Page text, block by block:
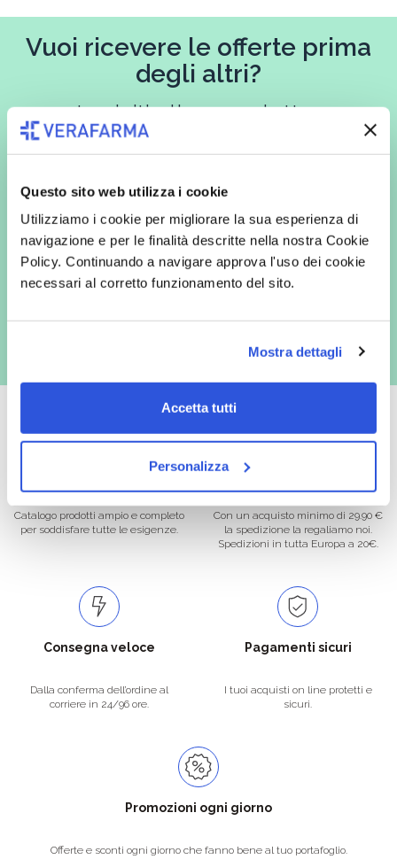
Questo sito web utilizza i cookie
Utilizziamo i cookie per migliorare la sua esperienza di
navigazione e per le finalità descritte nella nostra Cookie
Policy. Continuando a navigare approva l'uso dei cookie
necessari al corretto funzionamento del sito.
Mostra dettagli
Accetta tutti
Personalizza
Vuoi ricevere le offerte prima
degli altri?
Iscriviti alla newsletter
redatta ai sensi del Regolamento EU 2016/679, acconsento
espressamente al trattamento dei miei dati personali per finalità
commerciali da parte di Verafarma, tra cui invio di comunicazioni
marketing (con modalità telematiche - quali ad es. newsletter ed e-mail
con inviti e comunicazioni commerciali - e modalità tradizionali, quali ad
es. posta cartacea)
Oltre 50.000 prodotti
Catalogo prodotti ampio e completo
per soddisfare tutte le esigenze.
Spedizione gratuita
Con un acquisto minimo di 29.90 €
la spedizione la regaliamo noi.
Spedizioni in tutta Europa a 20€.
Consegna veloce
Dalla conferma dell’ordine al
corriere in 24/96 ore.
Pagamenti sicuri
I tuoi acquisti on line protetti e
sicuri.
Promozioni ogni giorno
Offerte e sconti ogni giorno che fanno bene al tuo portafoglio.